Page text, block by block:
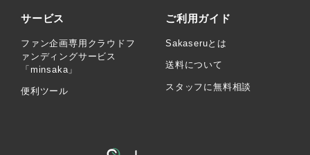
サービス
ファン企画専用クラウドフ
ァンディングサービス
「minsaka」
便利ツール
ご利用ガイド
Sakaseruとは
送料について
スタッフに無料相談